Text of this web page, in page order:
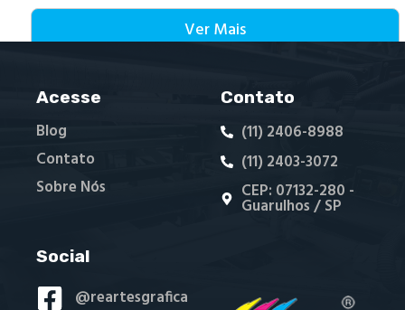
Ver Mais
Acesse
Blog
Contato
Sobre Nós
Contato
(11) 2406-8988
(11) 2403-3072
CEP: 07132-280 -
Guarulhos / SP
Social
@reartesgrafica